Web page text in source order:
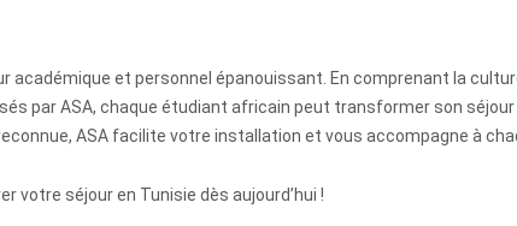
académique et personnel épanouissant. En comprenant la
par ASA, chaque étudiant africain peut transformer son
ASA facilite votre installation et vous accompagne à
votre séjour en Tunisie dès aujourd’hui !